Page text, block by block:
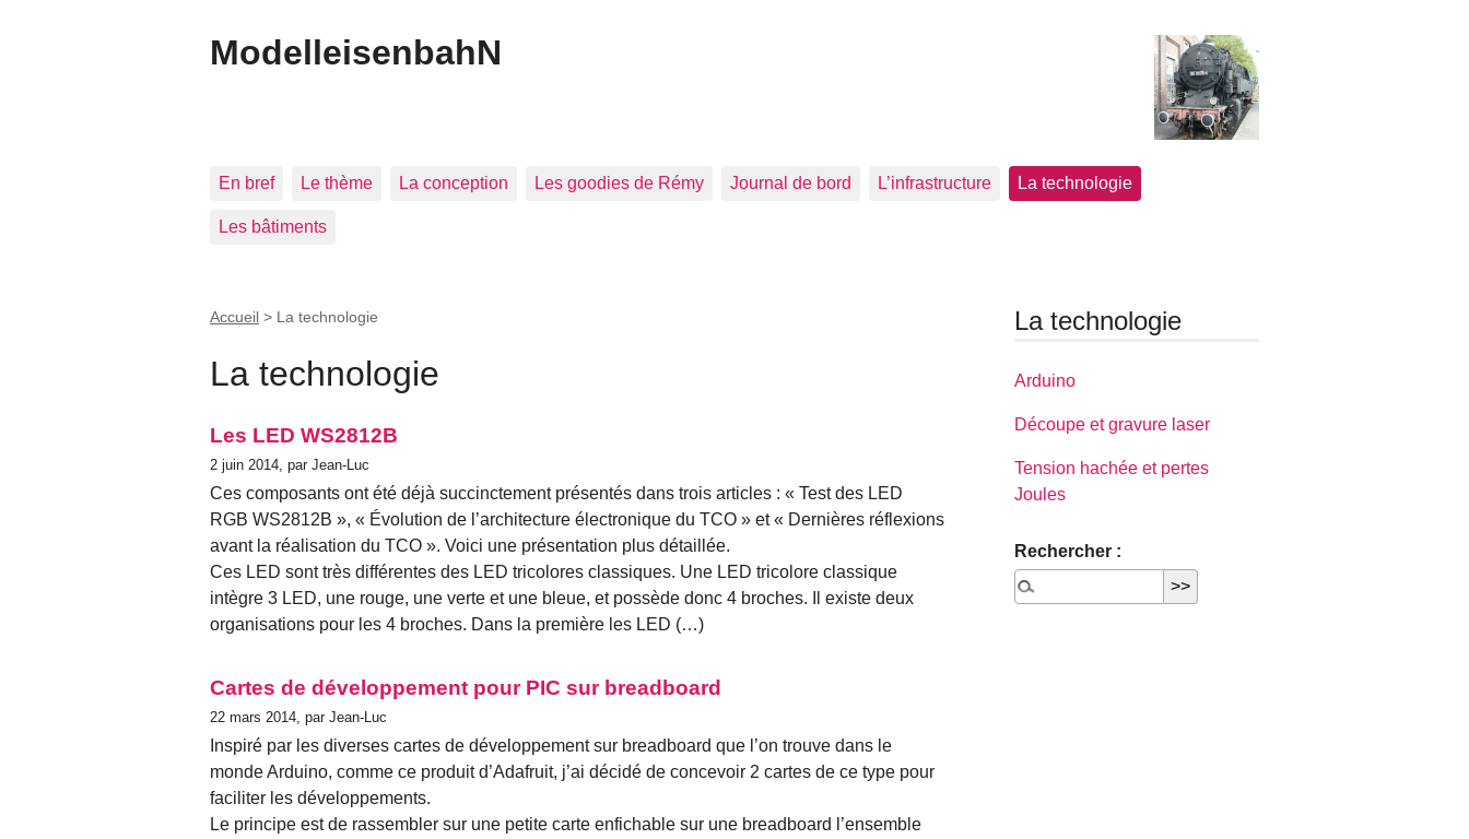
ModelleisenbahN
En bref Le thème La conception Les goodies de Rémy Journal de bord L’infrastructure La technologie
Les bâtiments
Accueil > La technologie
La technologie
Les LED WS2812B
2 juin 2014, par Jean-Luc
Ces composants ont été déjà succinctement présentés dans trois articles : « Test des LED
RGB WS2812B », « Évolution de l’architecture électronique du TCO » et « Dernières réflexions
avant la réalisation du TCO ». Voici une présentation plus détaillée.
Ces LED sont très différentes des LED tricolores classiques. Une LED tricolore classique
intègre 3 LED, une rouge, une verte et une bleue, et possède donc 4 broches. Il existe deux
organisations pour les 4 broches. Dans la première les LED (…)
Cartes de développement pour PIC sur breadboard
22 mars 2014, par Jean-Luc
Inspiré par les diverses cartes de développement sur breadboard que l’on trouve dans le
monde Arduino, comme ce produit d’Adafruit, j’ai décidé de concevoir 2 cartes de ce type pour
faciliter les développements.
Le principe est de rassembler sur une petite carte enfichable sur une breadboard l’ensemble
La technologie
Arduino
Découpe et gravure laser
Tension hachée et pertes
Joules
Rechercher :